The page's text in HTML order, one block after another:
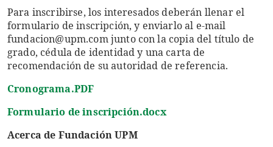
Para inscribirse, los interesados deberán llenar el
formulario de inscripción, y enviarlo al e-mail
fundacion@upm.com junto con la copia del título de
grado, cédula de identidad y una carta de
recomendación de su autoridad de referencia.
Cronograma.PDF
Formulario de inscripción.docx
Acerca de Fundación UPM